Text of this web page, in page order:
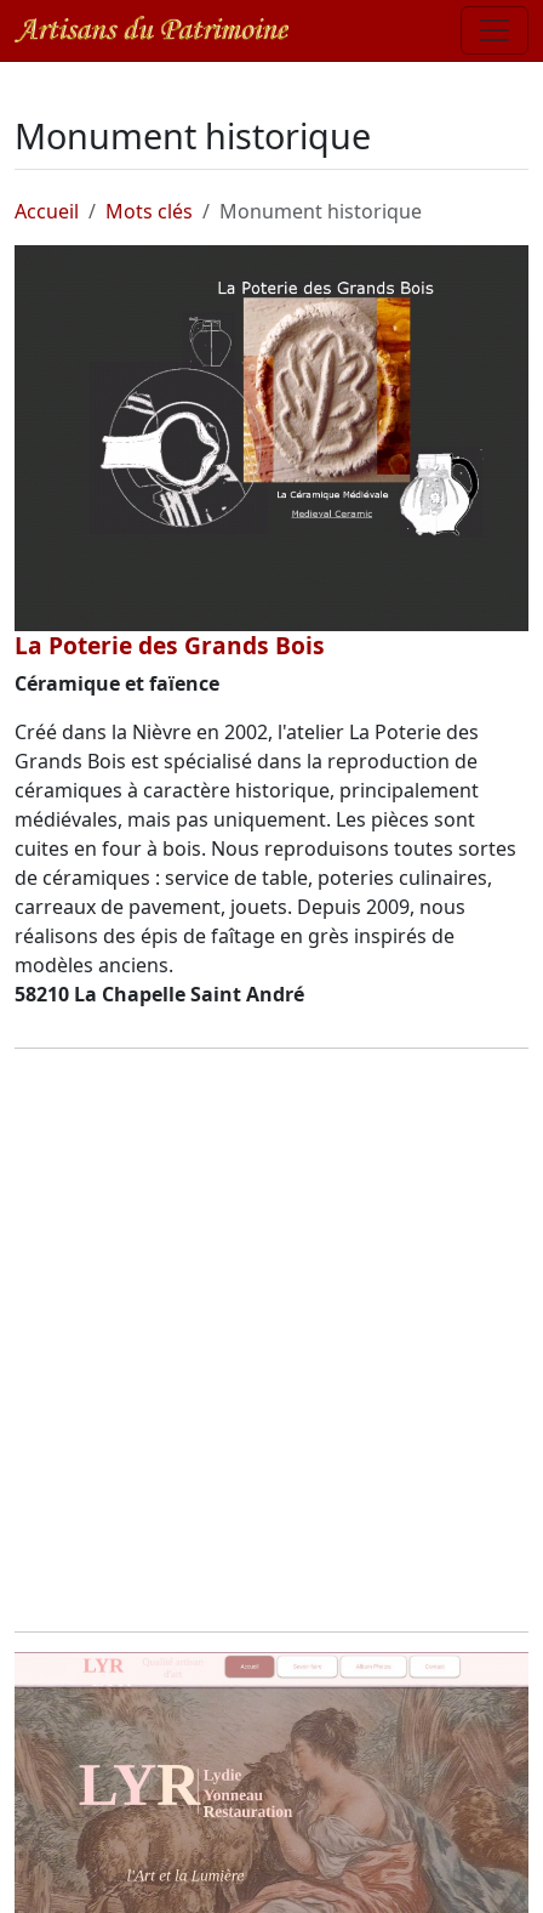
Monument historique
Accueil Mots clés Monument historique
La Poterie des Grands Bois
Céramique et faïence
Créé dans la Nièvre en 2002, l'atelier La Poterie des
Grands Bois est spécialisé dans la reproduction de
céramiques à caractère historique, principalement
médiévales, mais pas uniquement. Les pièces sont
cuites en four à bois. Nous reproduisons toutes sortes
de céramiques : service de table, poteries culinaires,
carreaux de pavement, jouets. Depuis 2009, nous
réalisons des épis de faîtage en grès inspirés de
modèles anciens.
58210 La Chapelle Saint André